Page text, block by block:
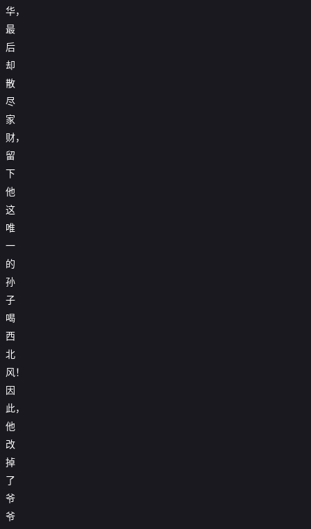
华，
最
后
却
散
尽
家
财，
留
下
他
这
唯
一
的
孙
子
喝
西
北
风！
因
此，
他
改
掉
了
爷
爷